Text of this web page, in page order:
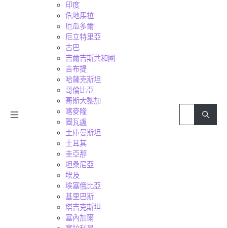
印度
危地馬拉
厄瓜多爾
厄立特里亞
古巴
吉爾吉斯共和國
吉布提
哈薩克斯坦
哥倫比亞
哥斯大黎加
喀麥隆
圖瓦盧
土庫曼斯坦
土耳其
圭亞那
坦桑尼亞
埃及
埃塞俄比亞
基里巴斯
塔吉克斯坦
塞內加爾